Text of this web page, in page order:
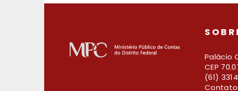
Palácio
CEP
(61)
Contato: